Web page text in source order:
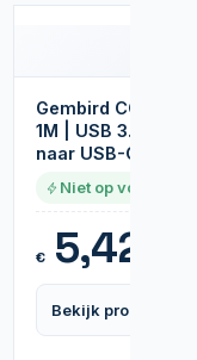
Gembird CCP-
1M | USB 3.2 Gen
naar USB-C | 1m |
Niet op voorraad
€5,42
Bekijk product